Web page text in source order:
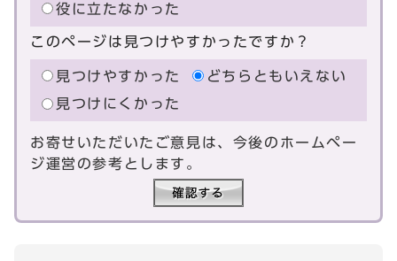
役に立たなかった
このページは見つけやすかったですか？
見つけやすかった
どちらともいえない
見つけにくかった
お寄せいただいたご意見は、今後のホームペー
ジ運営の参考とします。